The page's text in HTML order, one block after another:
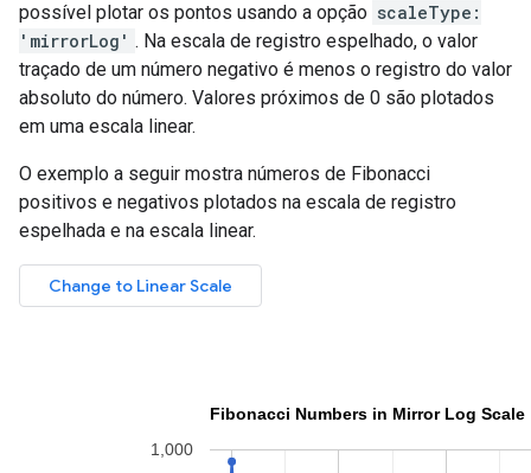
possível plotar os pontos usando a opção scaleType:
'mirrorLog' . Na escala de registro espelhado, o valor
traçado de um número negativo é menos o registro do valor
absoluto do número. Valores próximos de 0 são plotados
em uma escala linear.
O exemplo a seguir mostra números de Fibonacci
positivos e negativos plotados na escala de registro
espelhada e na escala linear.